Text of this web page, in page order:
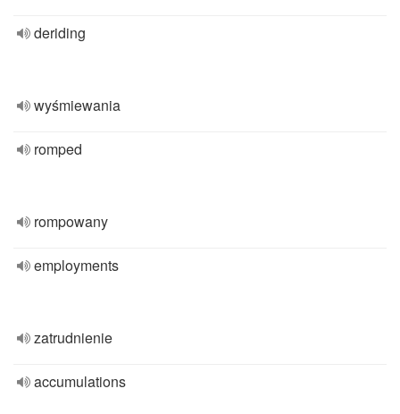
deriding
wyśmiewania
romped
rompowany
employments
zatrudnienie
accumulations